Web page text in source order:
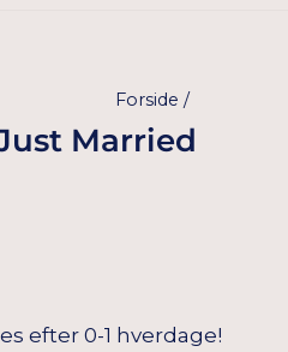
Forside /
Married
efter 0-1 hverdage!